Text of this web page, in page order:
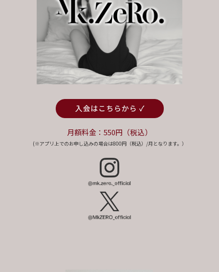
月額料金：550円（税込）
(※アプリ上でのお申し込みの場合は800円（税込）/月となります。）